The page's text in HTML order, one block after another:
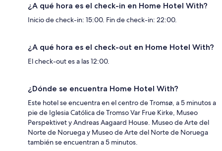
¿A qué hora es el check-in en Home Hotel With?
Inicio de check-in: 15:00. Fin de check-in: 22:00.
¿A qué hora es el check-out en Home Hotel With?
El check-out es a las 12:00.
¿Dónde se encuentra Home Hotel With?
Este hotel se encuentra en el centro de Tromsø, a 5 minutos a
pie de Iglesia Católica de Tromso Var Frue Kirke, Museo
Perspektivet y Andreas Aagaard House. Museo de Arte del
Norte de Noruega y Museo de Arte del Norte de Noruega
también se encuentran a 5 minutos.